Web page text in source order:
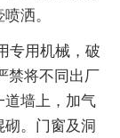
洒。
用机械，破
禁将不同出厂
道墙上，加气
。门窗及洞